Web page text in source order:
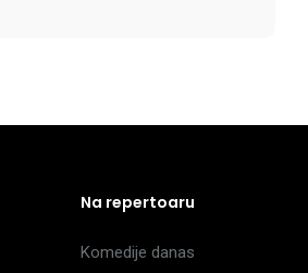
Na repertoaru
Komedije danas